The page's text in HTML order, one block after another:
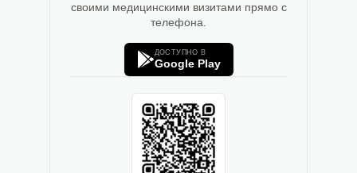
своими медицинскими визитами прямо с
телефона.
ДОСТУПНО В
Google Play